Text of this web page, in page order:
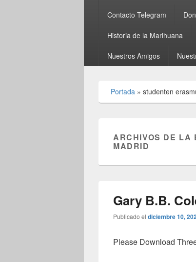
Contacto Telegram
Historia de la Marihuana
Nuestros Amigos
Portada » studenten
ARCHIVOS DE LA
MADRID
Gary B.B.
Publicado el diciembre 10,
Please Download